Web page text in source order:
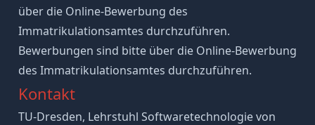
über die Online-Bewerbung des
Immatrikulationsamtes durchzuführen.
Bewerbungen sind bitte über die Online-Bewerbung
des Immatrikulationsamtes durchzuführen.
Kontakt
TU-Dresden, Lehrstuhl Softwaretechnologie von